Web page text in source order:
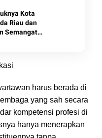
Kota
Riau dan
Semangat
harus berada di
yang sah secara
kompetensi profesi di
hanya menerapkan